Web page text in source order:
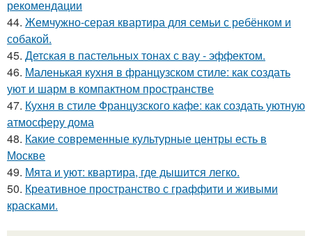
рекомендации
44. Жемчужно-серая квартира для семьи с ребёнком и
собакой.
45. Детская в пастельных тонах с вау - эффектом.
46. Маленькая кухня в французском стиле: как создать
уют и шарм в компактном пространстве
47. Кухня в стиле Французского кафе: как создать уютную
атмосферу дома
48. Какие современные культурные центры есть в
Москве
49. Мята и уют: квартира, где дышится легко.
50. Креативное пространство с граффити и живыми
красками.